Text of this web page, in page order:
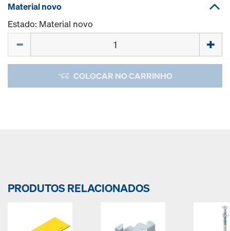
Material novo
Estado: Material novo
COLOCAR NO CARRINHO
PRODUTOS RELACIONADOS